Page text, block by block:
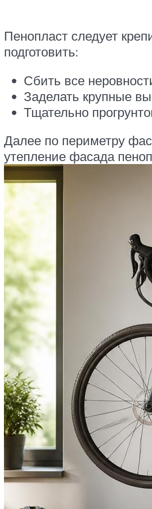
Пенопласт следует
подготовить:
Сбить все
Заделать крупные
Тщательно
Далее по периметру
утепление фасада